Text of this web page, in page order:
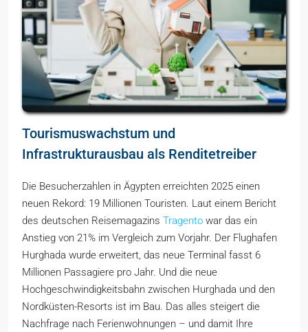
Tourismuswachstum und
Infrastrukturausbau als Renditetreiber
Die Besucherzahlen in Ägypten erreichten 2025 einen
neuen Rekord: 19 Millionen Touristen. Laut einem Bericht
des deutschen Reisemagazins Tragento war das ein
Anstieg von 21% im Vergleich zum Vorjahr. Der Flughafen
Hurghada wurde erweitert, das neue Terminal fasst 6
Millionen Passagiere pro Jahr. Und die neue
Hochgeschwindigkeitsbahn zwischen Hurghada und den
Nordküsten-Resorts ist im Bau. Das alles steigert die
Nachfrage nach Ferienwohnungen – und damit Ihre